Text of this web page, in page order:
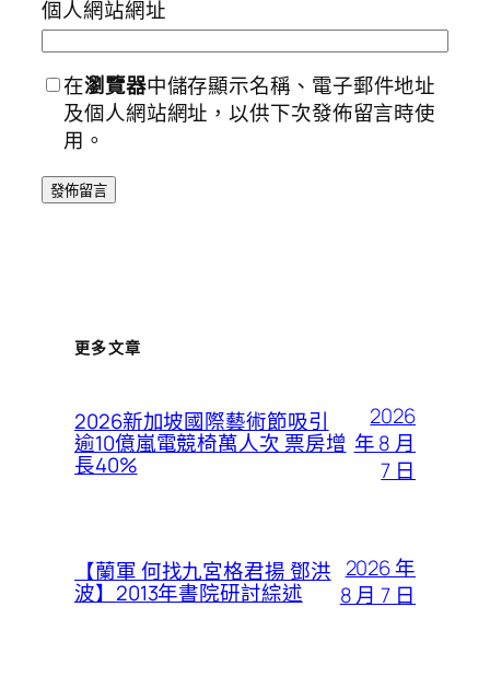
個人網站網址
在瀏覽器中儲存顯示名稱、電子郵件地址
及個人網站網址，以供下次發佈留言時使
用。
更多文章
2026新加坡國際藝術節吸引
逾10億嵐電競椅萬人次 票房增
長40%
2026
年 8 月
7 日
【蘭軍 何找九宮格君揚 鄧洪
波】2013年書院研討綜述
2026 年
8 月 7 日